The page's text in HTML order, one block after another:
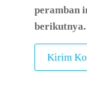
peramban
berikutnya.